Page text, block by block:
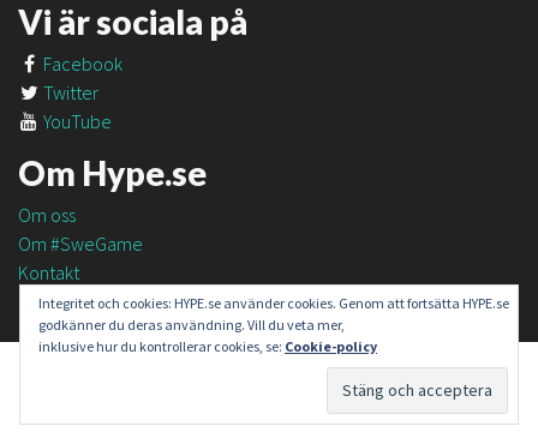
Vi är sociala på
Facebook
Twitter
YouTube
Om Hype.se
Om oss
Om #SweGame
Kontakt
Integritet och cookies: HYPE.se använder cookies. Genom att fortsätta HYPE.se
godkänner du deras användning. Vill du veta mer,
inklusive hur du kontrollerar cookies, se: Cookie-policy